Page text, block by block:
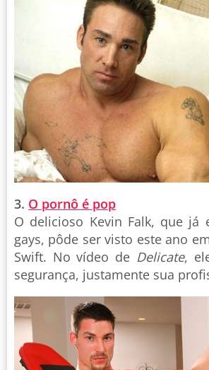
3. O pornô é pop
O delicioso Kevin Falk, que já
gays, pôde ser visto este ano
Swift. No vídeo de Delicate,
segurança, justamente sua